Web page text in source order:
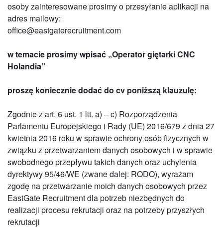
osoby zainteresowane prosimy o przesyłanie aplikacji na
adres mailowy:
office@eastgaterecruitment.com
w temacie prosimy wpisać „Operator giętarki CNC
Holandia”
proszę koniecznie dodać do cv poniższą klauzulę:
Zgodnie z art. 6 ust. 1 lit. a) – c) Rozporządzenia
Parlamentu Europejskiego i Rady (UE) 2016/679 z dnia 27
kwietnia 2016 roku w sprawie ochrony osób fizycznych w
związku z przetwarzaniem danych osobowych i w sprawie
swobodnego przepływu takich danych oraz uchylenia
dyrektywy 95/46/WE (zwane dalej: RODO), wyrażam
zgodę na przetwarzanie moich danych osobowych przez
EastGate Recruitment dla potrzeb niezbędnych do
realizacji procesu rekrutacji oraz na potrzeby przyszłych
rekrutacji